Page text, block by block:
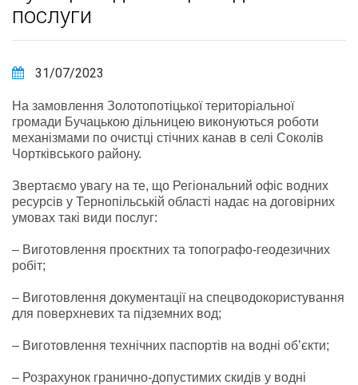
послуги
31/07/2023
На замовлення Золотопотіцької територіальної
громади Бучацькою дільницею виконуються роботи
механізмами по очистці стічних канав в селі Соколів
Чортківського району.
Звертаємо увагу на те, що Регіональний офіс водних
ресурсів у Тернопільській області надає на договірних
умовах такі види послуг:
– Виготовлення проєктних та топографо-геодезичних
робіт;
– Виготовлення документації на спецводокористування
для поверхневих та підземних вод;
– Виготовлення технічних паспортів на водні об’єкти;
– Розрахунок гранично-допустимих скидів у водні